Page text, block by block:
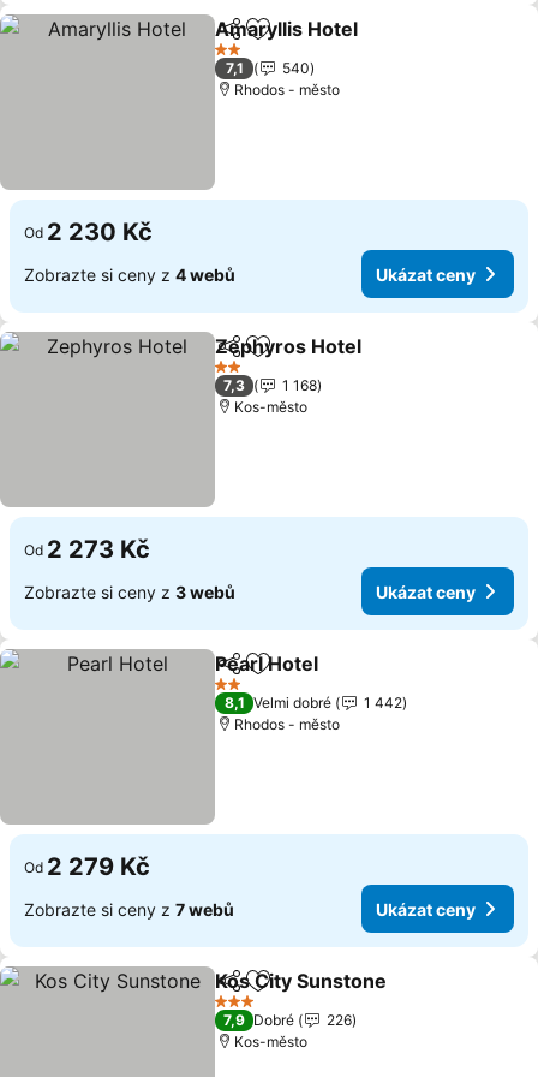
SdíletPřidat na seznam oblíbených
Amaryllis Hotel
2 Počet hvězdiček
7,1
540
Rhodos - město
Od 2 230 Kč
Zobrazte si ceny z 4 webů Ukázat ceny
SdíletPřidat na seznam oblíbených
Zephyros Hotel
2 Počet hvězdiček
7,3
1 168
Kos-město
Od 2 273 Kč
Zobrazte si ceny z 3 webů Ukázat ceny
SdíletPřidat na seznam oblíbených
Pearl Hotel
2 Počet hvězdiček
8,1 Velmi dobré
1 442
Rhodos - město
Od 2 279 Kč
Zobrazte si ceny z 7 webů Ukázat ceny
SdíletPřidat na seznam oblíbených
Kos City Sunstone
3 Počet hvězdiček
7,9 Dobré
226
Kos-město